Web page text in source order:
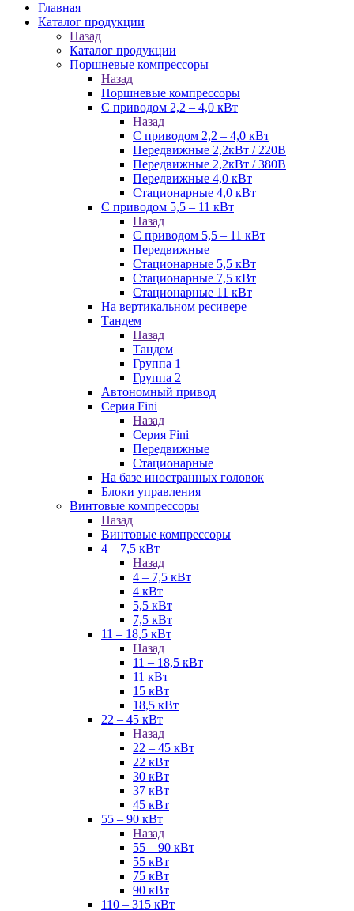
Главная
Каталог продукции
Назад
Каталог продукции
Поршневые компрессоры
Назад
Поршневые компрессоры
С приводом 2,2 – 4,0 кВт
Назад
С приводом 2,2 – 4,0 кВт
Передвижные 2,2кВт / 220В
Передвижные 2,2кВт / 380В
Передвижные 4,0 кВт
Стационарные 4,0 кВт
С приводом 5,5 – 11 кВт
Назад
С приводом 5,5 – 11 кВт
Передвижные
Стационарные 5,5 кВт
Стационарные 7,5 кВт
Стационарные 11 кВт
На вертикальном ресивере
Тандем
Назад
Тандем
Группа 1
Группа 2
Автономный привод
Серия Fini
Назад
Серия Fini
Передвижные
Стационарные
На базе иностранных головок
Блоки управления
Винтовые компрессоры
Назад
Винтовые компрессоры
4 – 7,5 кВт
Назад
4 – 7,5 кВт
4 кВт
5,5 кВт
7,5 кВт
11 – 18,5 кВт
Назад
11 – 18,5 кВт
11 кВт
15 кВт
18,5 кВт
22 – 45 кВт
Назад
22 – 45 кВт
22 кВт
30 кВт
37 кВт
45 кВт
55 – 90 кВт
Назад
55 – 90 кВт
55 кВт
75 кВт
90 кВт
110 – 315 кВт